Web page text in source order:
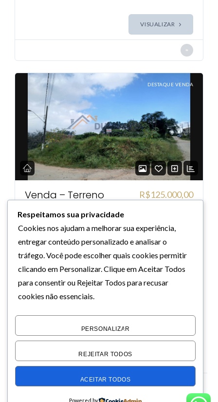
Quero mais informações sobre esteVISUALIZAR
DESTAQUE VENDA
Venda – Terreno
Suzano – Sp –
Ref.t075
SUZANO, SP
R$125.000,00
© 2026 DUNA SILVA CORRETORA DE IMÓVEIS, Todos os Direitos
Respeitamos sua privacidade
Cookies nos ajudam a melhorar sua experiência,
entregar conteúdo personalizado e analisar o
tráfego. Você pode escolher quais cookies permitir
clicando em Personalizar. Clique emAceitar Todos
para consentir ou Rejeitar Todos para recusar
cookies não essenciais.
PERSONALIZAR
REJEITAR TODOS
ACEITAR TODOS
Powered by